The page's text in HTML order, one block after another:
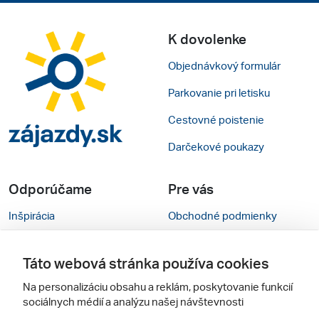
K dovolenke
Objednávkový formulár
Parkovanie pri letisku
Cestovné poistenie
Darčekové poukazy
Odporúčame
Inšpirácia
Cestovné kancelárie
Zájezdy.cz
Pre vás
Obchodné podmienky
Nastavenie cookies
Mobilná verzia webu
Táto webová stránka používa cookies
Na personalizáciu obsahu a reklám, poskytovanie funkcií
sociálnych médií a analýzu našej návštevnosti